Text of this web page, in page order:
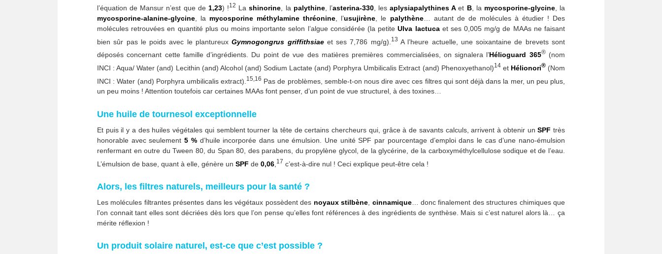
l’équation de Mansur n’est que de 1,23) !12 Lashinorine , la palythine, l’asterina-330, lesaplysiapalythines Aet B, la mycosporine-glycine, la
mycosporine-alanine-glycine , la mycosporine méthylamine thréonine , l’usujirène , le palythène… autant de de molécules à étudier ! Des
molécules retrouvées en quantité plus ou moins importante selon l’algue considérée (la petiteUlva lactucaet ses 0,005 mg/g de MAAs ne faisant
bien sûr pas le poids avec le plantureuxGymnogongrus griffithsiaeet ses 7,786 mg/g). 13 A l’heure actuelle, une soixantaine de brevets sont
déposés concernant cette famille d’ingrédients. Du point de vue des matières premières commercialisées, on signalera l’Hélioguard 365®(nom
INCI : Aqua/ Water (and) Lecithin (and) Alcohol (and) Sodium Lactate (and) Porphyra Umbilicalis Extract (and) Phenoxyethanol)14et Hélionori® (Nom
INCI : Water (and) Porphyra umbilicalis extract). 15,16 Pas de problèmes, semble-t-on nous dire avec ces filtres qui sont déjà dans la mer, un peu plus,
un peu moins ! Attention toutefois car certaines MAAs font penser, d’un point de vue structurel, à des toxines…
Une huile de tournesol exceptionnelle
Et puis il y a des huiles végétales qui semblent tourner la tête de certains chercheurs qui, grâce à de savants calculs, arrivent à obtenir unSPF très
honorable avec seulement5 %d’huile incorporée dans une émulsion. Une unité SPF par pourcentage d’emploi dans le cas d’une nano-émulsion
renfermant en outre du Tween 80, du Span 80, des parabens, du propylène glycol, de la glycérine, de la carboxyméthylcellulose sodique et de l’eau.
L’émulsion de base, quant à elle, génère un SPF de 0,06 17 c’est-à-dire nul ! Ceci explique peut-être cela !
Alors, les filtres naturels, meilleurs pour la santé ?
Les molécules filtrantes présentes dans les végétaux possèdent des noyaux stilbène cinnamique… donc finalement des structures chimiques que
l’on connait tant elles sont décriées dès lors que l’on pense qu’elles font références à des ingrédients de synthèse. Mais si c’est naturel alors là… ça
mérite réflexion !
Un produit solaire naturel, est-ce que c’est possible ?